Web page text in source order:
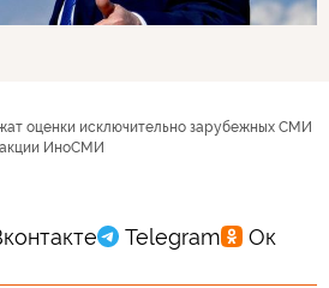
оценки исключительно зарубежных СМИ
ИноСМИ